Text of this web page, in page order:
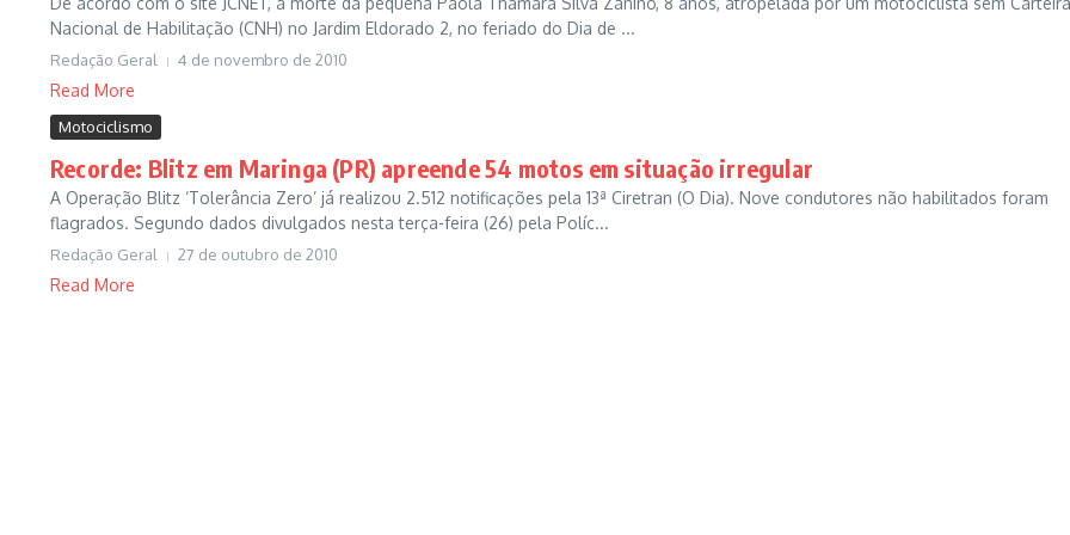
Nacional de Habilitação (CNH) no Jardim Eldorado 2, no feriado do Dia de ...
Redação Geral 4 de novembro de 2010
Read More
Motociclismo
Recorde: Blitz em Maringa (PR) apreende 54 motos em situação irregular
A Operação Blitz ‘Tolerância Zero’ já realizou 2.512 notificações pela 13ª Ciretran (O Dia). Nove condutores não habilitados foram
flagrados. Segundo dados divulgados nesta terça-feira (26) pela Políc...
Redação Geral 27 de outubro de 2010
Read More